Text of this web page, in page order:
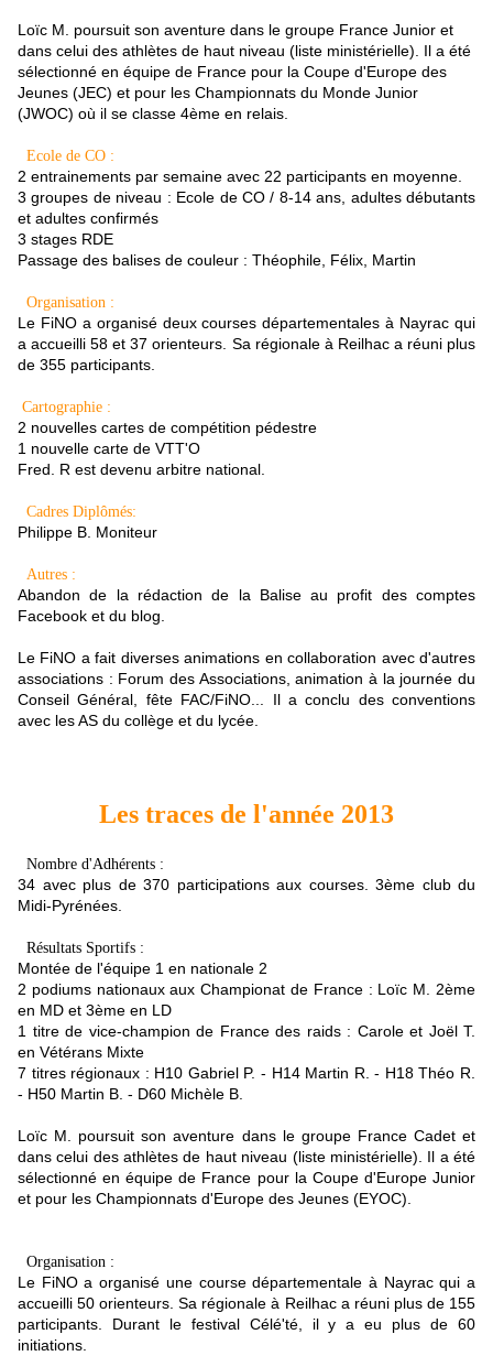
Loïc M. poursuit son aventure dans le groupe France Junior et
dans celui des athlètes de haut niveau (liste ministérielle). Il a été
sélectionné en équipe de France pour la Coupe d'Europe des
Jeunes (JEC) et pour les Championnats du Monde Junior
(JWOC) où il se classe 4ème en relais.
Ecole de CO :
2 entrainements par semaine avec 22 participants en moyenne.
3 groupes de niveau : Ecole de CO / 8-14 ans, adultes débutants
et adultes confirmés
3 stages RDE
Passage des balises de couleur : Théophile, Félix, Martin
Organisation :
Le FiNO a organisé deux courses départementales à Nayrac qui
a accueilli 58 et 37 orienteurs. Sa régionale à Reilhac a réuni plus
de 355 participants.
Cartographie :
2 nouvelles cartes de compétition pédestre
1 nouvelle carte de VTT'O
Fred. R est devenu arbitre national.
Cadres Diplômés:
Philippe B. Moniteur
Autres :
Abandon de la rédaction de la Balise au profit des comptes
Facebook et du blog.
Le FiNO a fait diverses animations en collaboration avec d'autres
associations : Forum des Associations, animation à la journée du
Conseil Général, fête FAC/FiNO...
Il a conclu des conventions
avec les AS du collège et du lycée.
Les traces de l'année 2013
Nombre d'Adhérents :
34 avec plus de 370 participations aux courses. 3ème club du
Midi-Pyrénées.
Résultats Sportifs :
Montée de l'équipe 1 en nationale 2
2 podiums nationaux aux Championat de France : Loïc M. 2ème
en MD et 3ème en LD
1 titre de vice-champion de France des raids : Carole et Joël T.
en Vétérans Mixte
7 titres régionaux : H10 Gabriel P. - H14 Martin R. - H18 Théo R.
- H50 Martin B. - D60 Michèle B.
Loïc M. poursuit son aventure dans le groupe France Cadet et
dans celui des athlètes de haut niveau (liste ministérielle). Il a été
sélectionné en équipe de France pour la Coupe d'Europe Junior
et pour les Championnats d'Europe des Jeunes (EYOC).
Organisation :
Le FiNO a organisé une course départementale à Nayrac qui a
accueilli 50 orienteurs. Sa régionale à Reilhac a réuni plus de 155
participants. Durant le festival Célé'té, il y a eu plus de 60
initiations.